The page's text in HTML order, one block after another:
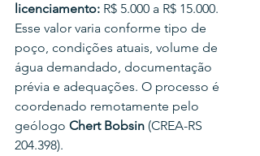
licenciamento: R$ 5.000 a R$ 15.000.
Esse valor varia conforme tipo de
poço, condições atuais, volume de
água demandado, documentação
prévia e adequações. O processo é
coordenado remotamente pelo
geólogo Chert Bobsin (CREA-RS
204.398).